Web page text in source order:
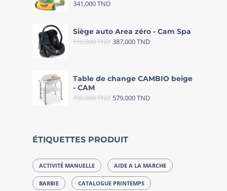
341,000TND
Siège auto Area zéro - Cam Spa
510,000TND 387,000TND
Table de change CAMBIO beige
- CAM
700,000TND 579,000TND
ÉTIQUETTES PRODUIT
ACTIVITÉ MANUELLE AIDE A LA MARCHE
BARBIE CATALOGUE PRINTEMPS